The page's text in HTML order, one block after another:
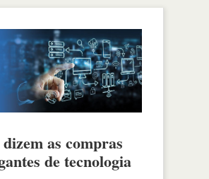
as compras
de tecnologia